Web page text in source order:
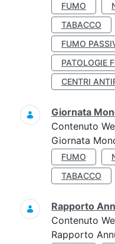
FUMO
TABACCO
FUMO
PATOLOGIE
CENTRI
Giornata
Contenuto
Giornata
FUMO
TABACCO
Rapporto
Contenuto
Rapporto